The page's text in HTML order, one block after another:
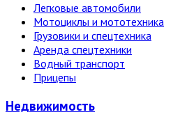
Легковые автомобили
Мотоциклы и мототехника
Грузовики и спецтехника
Аренда спецтехники
Водный транспорт
Прицепы
Недвижи­мость